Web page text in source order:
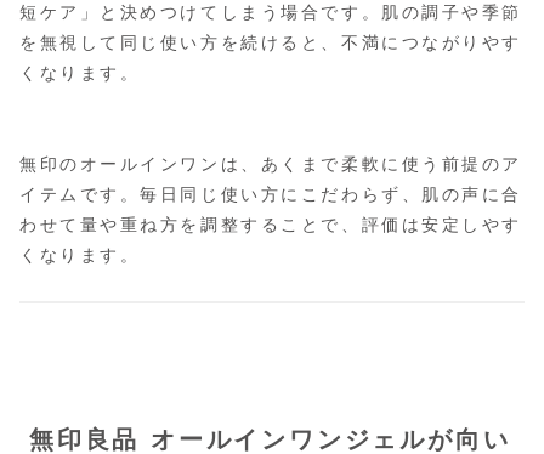
短ケア」と決めつけてしまう場合です。肌の調子や季節
を無視して同じ使い方を続けると、不満につながりやす
くなります。
無印のオールインワンは、あくまで柔軟に使う前提のア
イテムです。毎日同じ使い方にこだわらず、肌の声に合
わせて量や重ね方を調整することで、評価は安定しやす
くなります。
無印良品 オールインワンジェルが向い